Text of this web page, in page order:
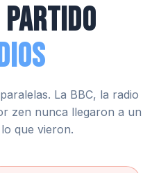
Partido
La BBC, la radio
zen nunca llegaron a un
que vieron.